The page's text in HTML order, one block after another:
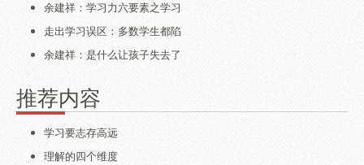
余建祥：学习力六要素之学习
走出学习误区：多数学生都陷
余建祥：是什么让孩子失去了
推荐内容
学习要志存高远
理解的四个维度